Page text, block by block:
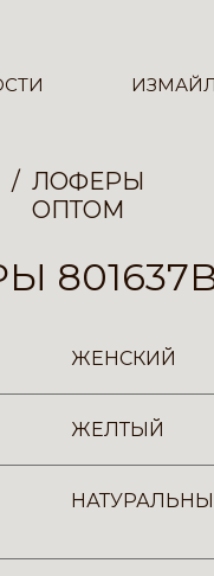
ЛОФЕРЫ
ОПТОМ
ЖЕНСКИЙ
ЖЕЛТЫЙ